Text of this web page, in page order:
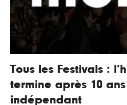
Tous les Festivals :
termine après 10
indépendant